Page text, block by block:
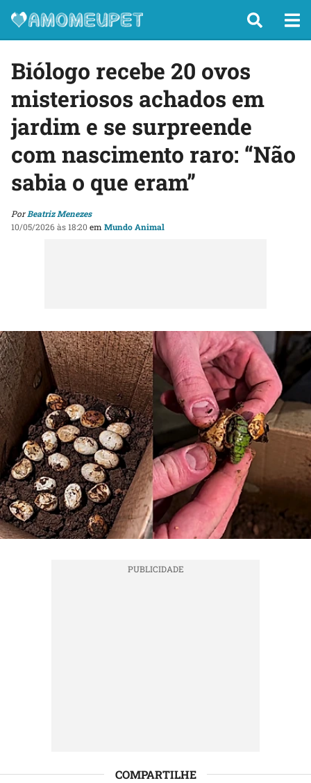
Biólogo recebe 20 ovos
misteriosos achados em
jardim e se surpreende
com nascimento raro: “Não
sabia o que eram”
PorBeatriz Menezes
10/05/2026 às 18:20 em Mundo Animal
COMPARTILHE